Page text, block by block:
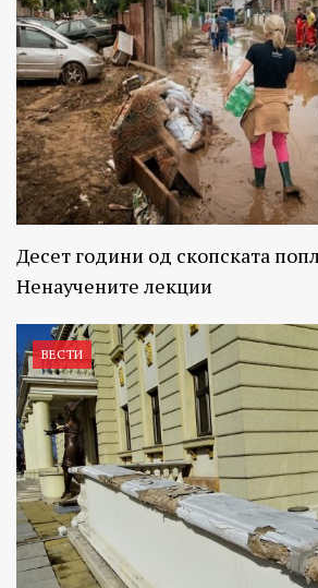
Десет години од скопската
Ненаучените лекции
ВЕСТИ